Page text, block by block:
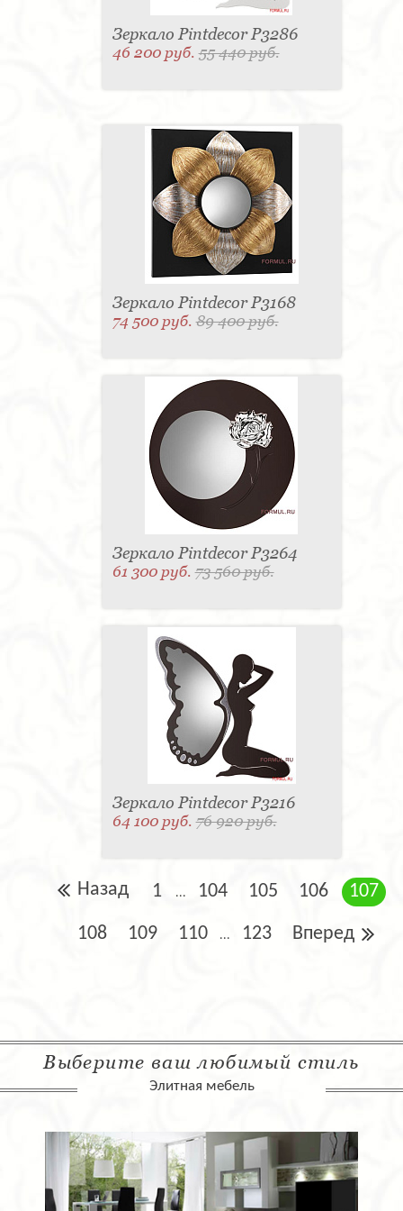
Зеркало Pintdecor P3286
46 200 руб.55 440 руб.
Зеркало Pintdecor P3168
74 500 руб.89 400 руб.
Зеркало Pintdecor P3264
61 300 руб.73 560 руб.
Зеркало Pintdecor P3216
64 100 руб.76 920 руб.
Назад 1 ... 104 105 106 107
108 109 110 ... 123 Вперед
Выберите ваш любимый стиль
Элитная мебель